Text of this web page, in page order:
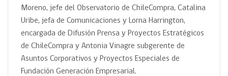
Moreno, jefe del Observatorio de ChileCompra, Catalina
Uribe, jefa de Comunicaciones y Lorna Harrington,
encargada de Difusión Prensa y Proyectos Estratégicos
de ChileCompra y Antonia Vinagre subgerente de
Asuntos Corporativos y Proyectos Especiales de
Fundación Generación Empresarial.